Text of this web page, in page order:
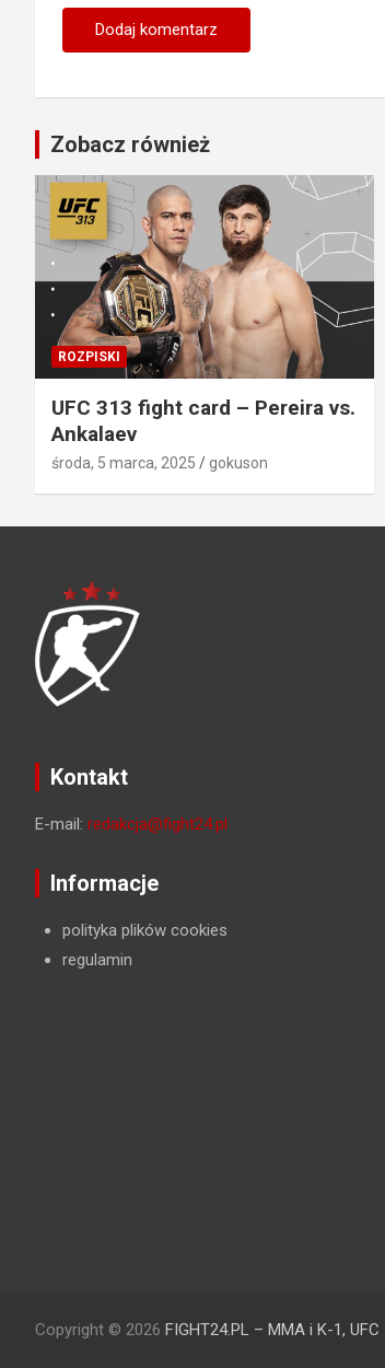
Zobacz również
ROZPISKI
UFC 313 fight card – Pereira vs.
Ankalaev
środa, 5 marca, 2025 gokuson
Kontakt
E-mail: redakcja@fight24.pl
Informacje
polityka plików cookies
regulamin
Copyright © 2026 FIGHT24.PL – MMA i K-1, UFC